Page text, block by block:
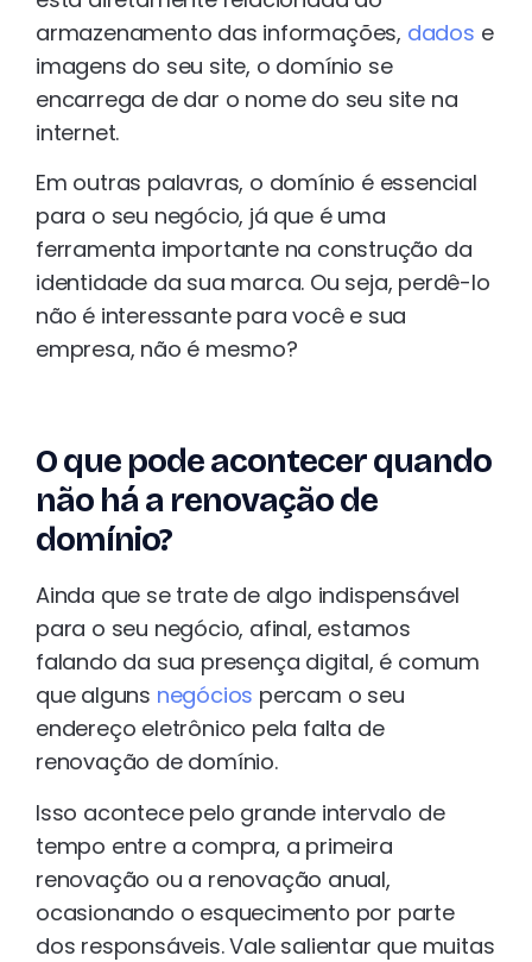
armazenamento das informações, dados e
imagens do seu site, o domínio se
encarrega de dar o nome do seu site na
internet.
Em outras palavras, o domínio é essencial
para o seu negócio, já que é uma
ferramenta importante na construção da
identidade da sua marca. Ou seja, perdê-lo
não é interessante para você e sua
empresa, não é mesmo?
O que pode acontecer quando
não há a renovação de
domínio?
Ainda que se trate de algo indispensável
para o seu negócio, afinal, estamos
falando da sua presença digital, é comum
que alguns negócios percam o seu
endereço eletrônico pela falta de
renovação de domínio.
Isso acontece pelo grande intervalo de
tempo entre a compra, a primeira
renovação ou a renovação anual,
ocasionando o esquecimento por parte
dos responsáveis. Vale salientar que muitas